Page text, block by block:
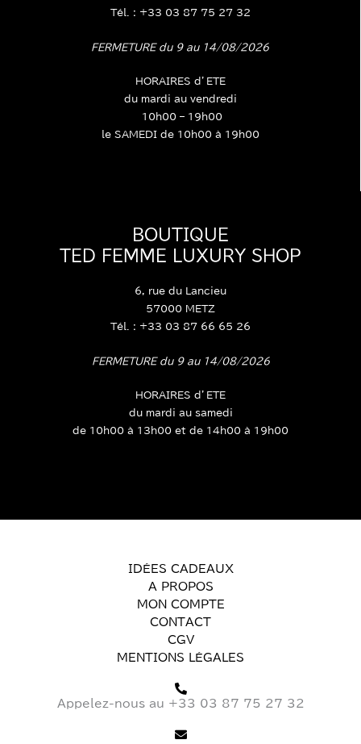
Tél. : +33 03 87 75 27 32
FERMETURE du 9 au 14/08/2026
HORAIRES d’ETE
du mardi au vendredi
10h00 – 19h00
le SAMEDI de 10h00 à 19h00
BOUTIQUE
TED FEMME LUXURY SHOP
6, rue du Lancieu
57000 METZ
Tél. : +33 03 87 66 65 26
FERMETURE du 9 au 14/08/2026
HORAIRES d’ETE
du mardi au samedi
de 10h00 à 13h00 et de 14h00 à 19h00
IDÉES CADEAUX
A PROPOS
MON COMPTE
CONTACT
CGV
MENTIONS LÉGALES
Appelez-nous au +33 03 87 75 27 32